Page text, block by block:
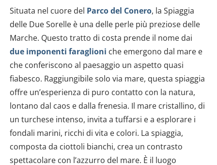
Situata nel cuore del Parco del Conero, la Spiaggia
delle Due Sorelle è una delle perle più preziose delle
Marche. Questo tratto di costa prende il nome dai
due imponenti faraglioni che emergono dal mare e
che conferiscono al paesaggio un aspetto quasi
fiabesco. Raggiungibile solo via mare, questa spiaggia
offre un’esperienza di puro contatto con la natura,
lontano dal caos e dalla frenesia. Il mare cristallino, di
un turchese intenso, invita a tuffarsi e a esplorare i
fondali marini, ricchi di vita e colori. La spiaggia,
composta da ciottoli bianchi, crea un contrasto
spettacolare con l’azzurro del mare. È il luogo